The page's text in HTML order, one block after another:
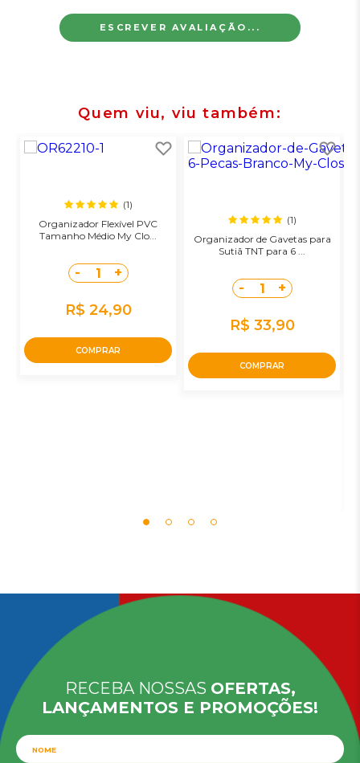
ESCREVER AVALIAÇÃO...
Quem viu, viu também
(1)
Organizador Flexível PVC
Tamanho Médio My Clo...
- 1 +
R$ 24,90
COMPRAR
(1)
Organizador de Gavetas para
Sutiã TNT para 6 ...
- 1 +
R$ 33,90
COMPRAR
RECEBA NOSSAS OFERTAS,
LANÇAMENTOS E PROMOÇÕES!